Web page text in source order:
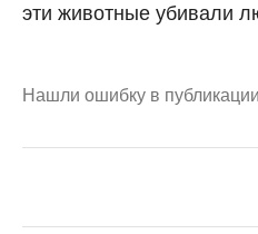
эти животные убивали
Нашли ошибку в